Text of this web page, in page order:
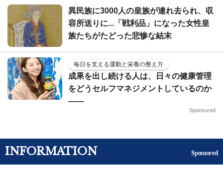
異民族に3000人の皇族が連れ去られ、収
容所送りに...「戦利品」になった女性皇
族たちがたどった悲惨な結末
毎日を支える運動と栄養の整え方
成果を出し続ける人は、日々の健康管理
をどうセルフマネジメントしているのか
——
Sponsored
INFORMATION Sponsored